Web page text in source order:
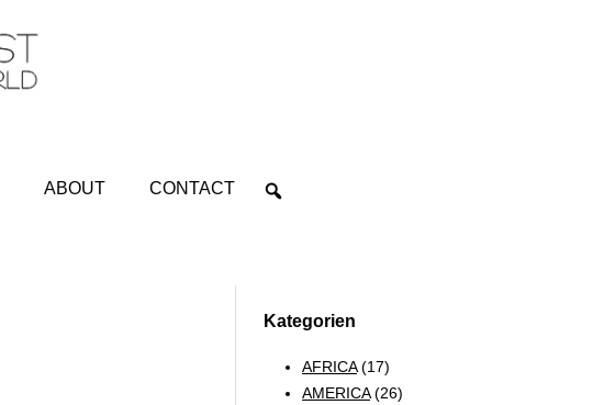
ABOUT CONTACT
Kategorien
AFRICA(17)
AMERICA(26)